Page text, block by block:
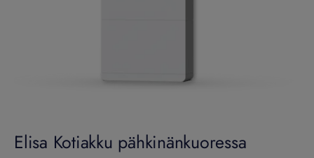
Elisa Kotiakku pähkinänkuoressa